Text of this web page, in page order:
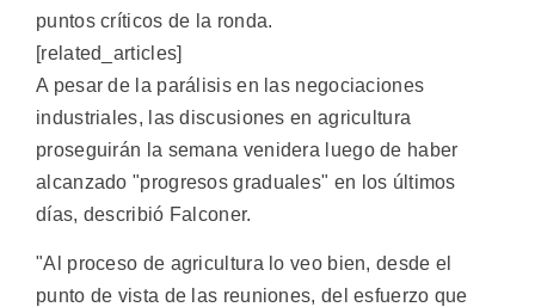
puntos críticos de la ronda.
[related_articles]
A pesar de la parálisis en las negociaciones
industriales, las discusiones en agricultura
proseguirán la semana venidera luego de haber
alcanzado "progresos graduales" en los últimos
días, describió Falconer.
"Al proceso de agricultura lo veo bien, desde el
punto de vista de las reuniones, del esfuerzo que